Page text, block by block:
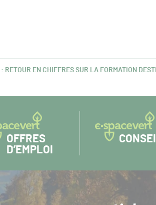
RETOUR EN CHIFFRES SUR LA FORMATION
OFFRES
D’EMPLOI